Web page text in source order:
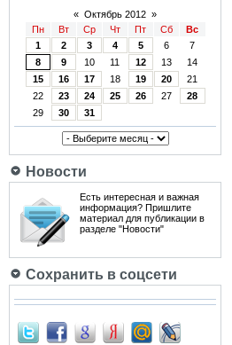
« Октябрь 2012 »
Пн
Вт Ср Чт Пт Сб
Вс
1
2 3 4 5 6
7
8
9 10 11 12 13
14
15
16 17 18 19 20
21
22
23 24 25 26 27
28
29
30 31
Новости
Есть интересная и важная
информация? Пришлите
материал для публикации в
разделе "Новости"
Сохранить в соцсети